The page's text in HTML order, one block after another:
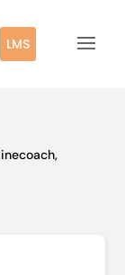
LMS